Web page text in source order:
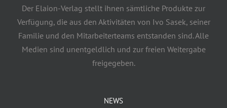
Der Elaion-Verlag stellt ihnen sämtliche Produkte zur
Verfügung, die aus den Aktivitäten von Ivo Sasek, seiner
Familie und den Mitarbeiterteams entstanden sind. Alle
Medien sind unentgeldlich und zur freien Weitergabe
freigegeben.
NEWS